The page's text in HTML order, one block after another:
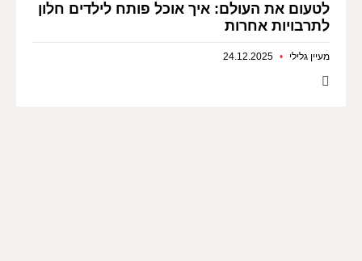
לטעום את העולם: איך אוכל פותח לילדים חלון
לתרבויות אחרות
מעיין גלילי